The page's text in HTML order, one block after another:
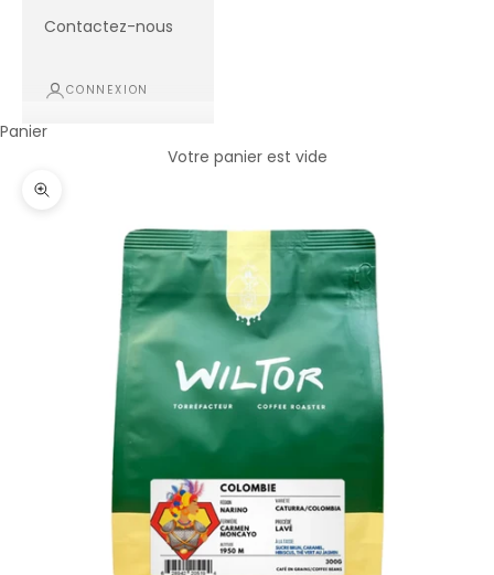
Contactez-nous
CONNEXION
Panier
Votre panier est vide
Zoomer sur l'image